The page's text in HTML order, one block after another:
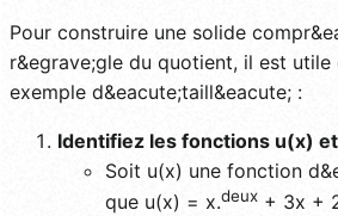
Pour construire une solide
r&egrave;gle du quotient, il est utile
exemple d&eacute;taill&eacute; :
Identifiez les fonctions u(x)
Soit u(x) une fonction
que u(x) = x.deux + 3x +